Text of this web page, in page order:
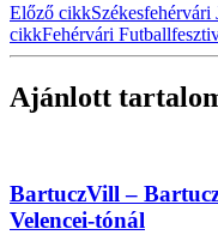
Előző cikk
cikkFehérvári
Ajánlott
BartuczVill –
Velencei-tónál